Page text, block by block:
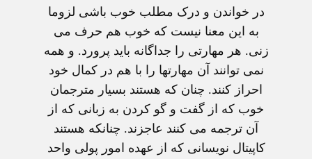
در خواندن و درک مطلب خوب باشی لزوما
به اين معنا نيست که خوب هم حرف می
زنی. هر مهارتی را جداگانه بايد پرورد. و همه
نمی توانند آن مهارتها را با هم در کمال خود
احراز کنند. چنان که هستند بسيار مترجمان
خوب که از گفت و گو کردن به زبانی که از
آن ترجمه می کنند عاجزند. چنانکه هستند
کاپيتال نويسانی که از عهده امور پولی واحد